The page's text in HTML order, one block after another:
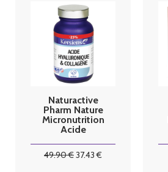
Naturactive
Pharm Nature
Micronutrition
Acide
120 Gélules
49.90€37.43 €